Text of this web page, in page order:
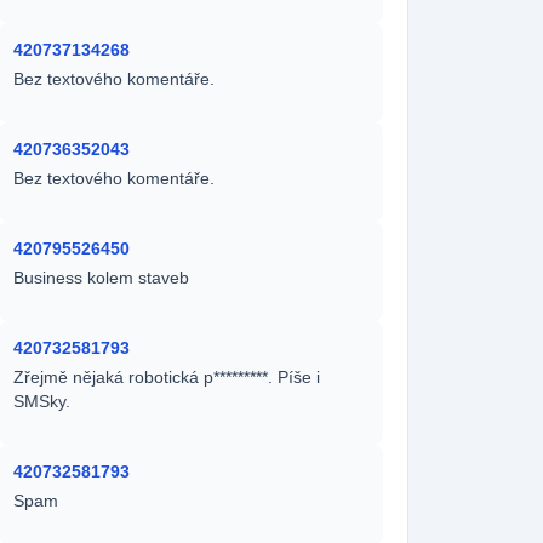
420737134268
Bez textového komentáře.
420736352043
Bez textového komentáře.
420795526450
Business kolem staveb
420732581793
Zřejmě nějaká robotická p*********. Píše i
SMSky.
420732581793
Spam